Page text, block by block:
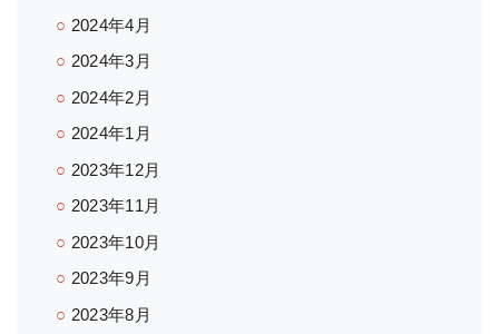
2024年4月
2024年3月
2024年2月
2024年1月
2023年12月
2023年11月
2023年10月
2023年9月
2023年8月